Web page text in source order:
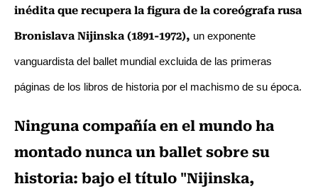
inédita que recupera la figura de la coreógrafa rusa
Bronislava Nijinska (1891-1972), un exponente
vanguardista del ballet mundial excluida de las primeras
páginas de los libros de historia por el machismo de su época.
Ninguna compañía en el mundo ha
montado nunca un ballet sobre su
historia: bajo el título "Nijinska,